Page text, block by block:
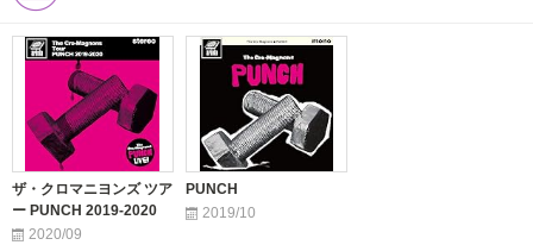
ザ・クロマニヨンズ ツア
ー PUNCH 2019-2020
2020/09
PUNCH
2019/10